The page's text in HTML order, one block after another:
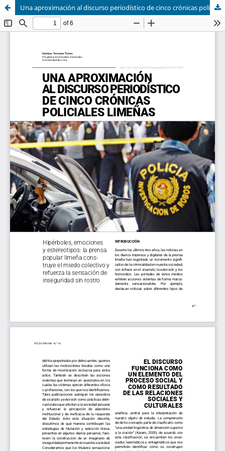
Una aproximación al discurso periodístico de cinco crónicas policiales limeñas